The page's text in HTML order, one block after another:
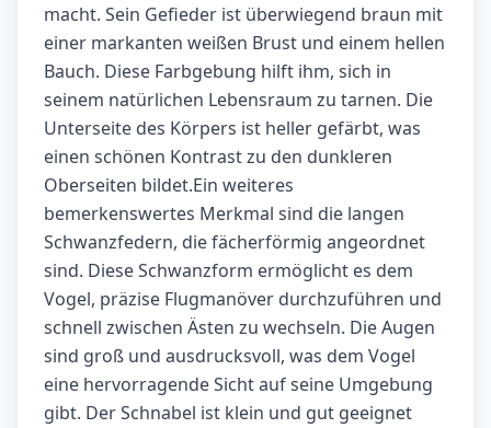
macht. Sein Gefieder ist überwiegend braun mit
einer markanten weißen Brust und einem hellen
Bauch. Diese Farbgebung hilft ihm, sich in
seinem natürlichen Lebensraum zu tarnen. Die
Unterseite des Körpers ist heller gefärbt, was
einen schönen Kontrast zu den dunkleren
Oberseiten bildet.Ein weiteres
bemerkenswertes Merkmal sind die langen
Schwanzfedern, die fächerförmig angeordnet
sind. Diese Schwanzform ermöglicht es dem
Vogel, präzise Flugmanöver durchzuführen und
schnell zwischen Ästen zu wechseln. Die Augen
sind groß und ausdrucksvoll, was dem Vogel
eine hervorragende Sicht auf seine Umgebung
gibt. Der Schnabel ist klein und gut geeignet